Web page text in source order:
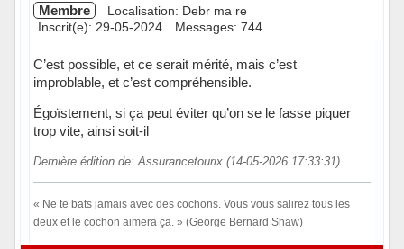
Membre
Localisation: Debr ma re
Inscrit(e): 29-05-2024
Messages: 744
C’est possible, et ce serait mérité, mais c’est
improblable, et c’est compréhensible.
Égoïstement, si ça peut éviter qu’on se le fasse piquer
trop vite, ainsi soit-il
Dernière édition de: Assurancetourix (14-05-2026 17:33:31)
« Ne te bats jamais avec des cochons. Vous vous salirez tous les
deux et le cochon aimera ça. » (George Bernard Shaw)